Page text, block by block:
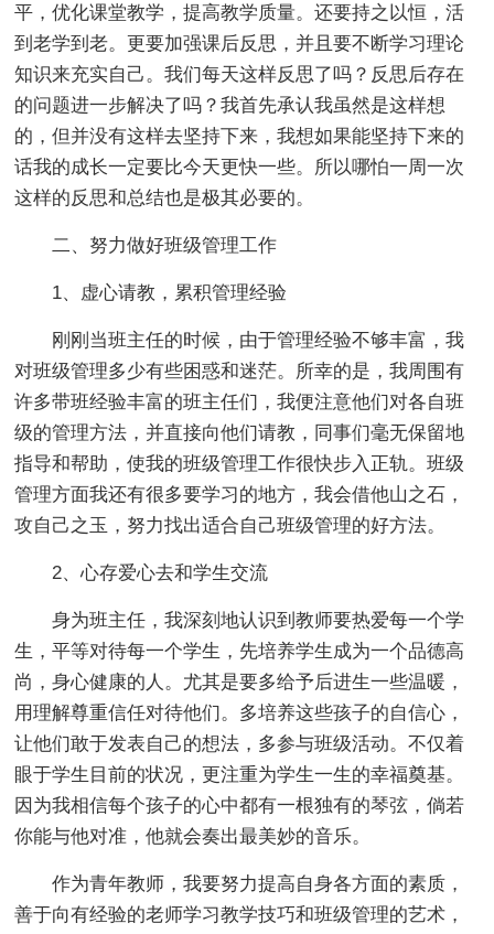
平，优化课堂教学，提高教学质量。还要持之以恒，活
到老学到老。更要加强课后反思，并且要不断学习理论
知识来充实自己。我们每天这样反思了吗？反思后存在
的问题进一步解决了吗？我首先承认我虽然是这样想
的，但并没有这样去坚持下来，我想如果能坚持下来的
话我的成长一定要比今天更快一些。所以哪怕一周一次
这样的反思和总结也是极其必要的。
二、努力做好班级管理工作
1、虚心请教，累积管理经验
刚刚当班主任的时候，由于管理经验不够丰富，我
对班级管理多少有些困惑和迷茫。所幸的是，我周围有
许多带班经验丰富的班主任们，我便注意他们对各自班
级的管理方法，并直接向他们请教，同事们毫无保留地
指导和帮助，使我的班级管理工作很快步入正轨。班级
管理方面我还有很多要学习的地方，我会借他山之石，
攻自己之玉，努力找出适合自己班级管理的好方法。
2、心存爱心去和学生交流
身为班主任，我深刻地认识到教师要热爱每一个学
生，平等对待每一个学生，先培养学生成为一个品德高
尚，身心健康的人。尤其是要多给予后进生一些温暖，
用理解尊重信任对待他们。多培养这些孩子的自信心，
让他们敢于发表自己的想法，多参与班级活动。不仅着
眼于学生目前的状况，更注重为学生一生的幸福奠基。
因为我相信每个孩子的心中都有一根独有的琴弦，倘若
你能与他对准，他就会奏出最美妙的音乐。
作为青年教师，我要努力提高自身各方面的素质，
善于向有经验的老师学习教学技巧和班级管理的艺术，